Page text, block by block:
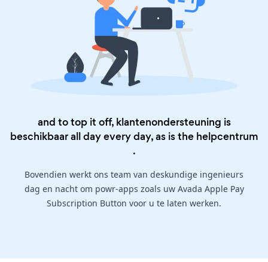
and to top it off, klantenondersteuning is
beschikbaar all day every day, as is the helpcentrum
.
Bovendien werkt ons team van deskundige ingenieurs
dag en nacht om powr-apps zoals uw Avada Apple Pay
Subscription Button voor u te laten werken.